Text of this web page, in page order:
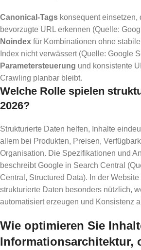
Canonical-Tags konsequent einsetzen,
bevorzugte URL erkennen (Quelle:
Noindex für Kombinationen ohne
Index nicht verwässert (Quelle: Google
Parametersteuerung und konsistente
Crawling planbar bleibt.
Welche Rolle spielen
2026?
Strukturierte Daten helfen, Inhalte
allem bei Produkten, Preisen,
Organisation. Die Spezifikationen und
beschreibt Google in Search Central
Central, Structured Data). In der
strukturierte Daten besonders nützlich,
automatisiert erzeugen und Konsistenz
Wie optimieren Sie
Informationsarchitektur,